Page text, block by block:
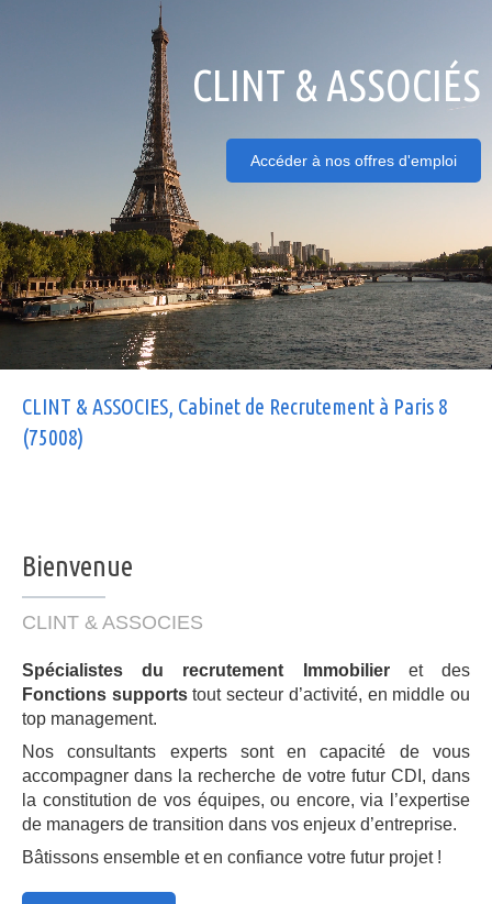
CLINT & ASSOCIÉS
Accéder à nos offres d'emploi
CLINT & ASSOCIES, Cabinet de Recrutement à Paris 8
(75008)
Bienvenue
CLINT & ASSOCIES
Spécialistes du recrutement Immobilieret des
Fonctions supportstout secteur d’activité, en middle ou
top management.
Nos consultants experts sont en capacité de vous
accompagner dans la recherche de votre futur CDI, dans
la constitution de vos équipes, ou encore, via l’expertise
de managers de transition dans vos enjeux d’entreprise.
Bâtissons ensemble et en confiance votre futur projet !